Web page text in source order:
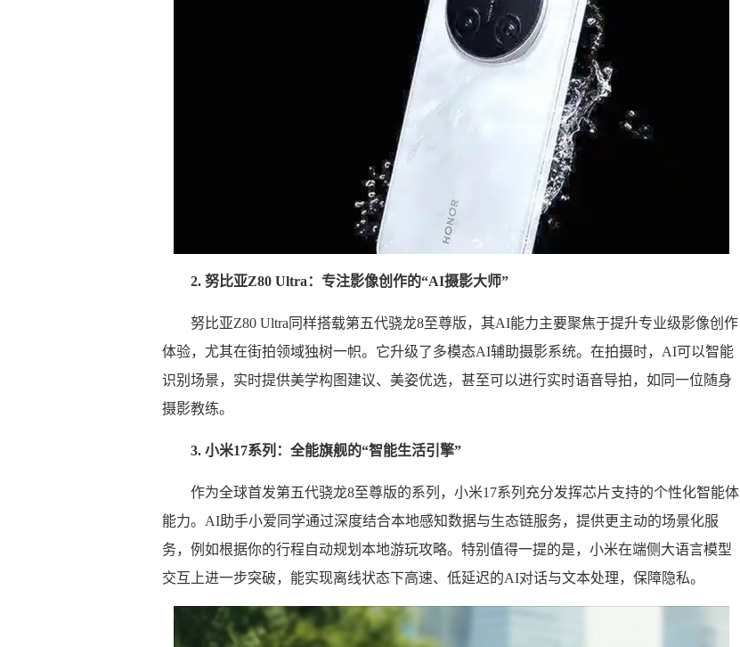
2. 努比亚Z80 Ultra：专注影像创作的“AI摄影大师”
努比亚Z80 Ultra同样搭载第五代骁龙8至尊版，其AI能力主要聚焦于提升专业级影像创作
体验，尤其在街拍领域独树一帜。它升级了多模态AI辅助摄影系统。在拍摄时，AI可以智能
识别场景，实时提供美学构图建议、美姿优选，甚至可以进行实时语音导拍，如同一位随身
摄影教练。
3. 小米17系列：全能旗舰的“智能生活引擎”
作为全球首发第五代骁龙8至尊版的系列，小米17系列充分发挥芯片支持的个性化智能体
能力。AI助手小爱同学通过深度结合本地感知数据与生态链服务，提供更主动的场景化服
务，例如根据你的行程自动规划本地游玩攻略。特别值得一提的是，小米在端侧大语言模型
交互上进一步突破，能实现离线状态下高速、低延迟的AI对话与文本处理，保障隐私。